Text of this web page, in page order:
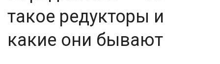
такое редукторы и
какие они бывают